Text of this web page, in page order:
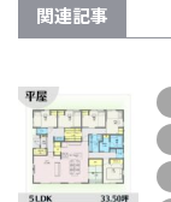
関連記事